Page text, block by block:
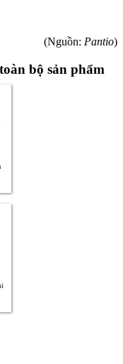
(Nguồn: Pantio)
bộ sản phẩm